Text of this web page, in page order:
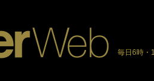
毎日6時・